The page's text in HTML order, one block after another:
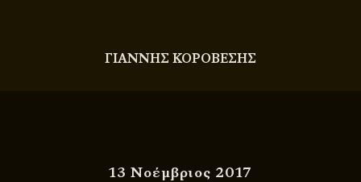
ΓΙΑΝΝΗΣ ΚΟΡΟΒΕΣΗΣ
13 Νοέμβριος 2017